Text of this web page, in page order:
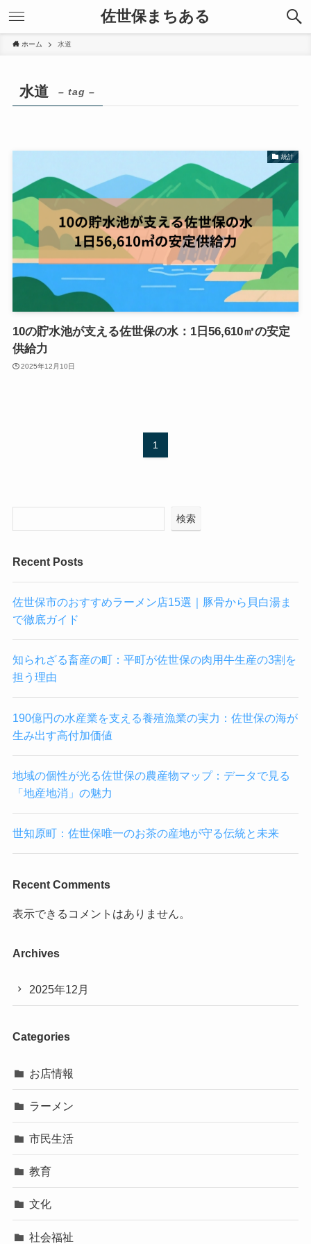
佐世保まちある
ホーム 水道
水道 – tag –
統計
10の貯水池が支える佐世保の水：1日56,610㎥の安定
供給力
2025年12月10日
1
検索
Recent Posts
佐世保市のおすすめラーメン店15選｜豚骨から貝白湯ま
で徹底ガイド
知られざる畜産の町：平町が佐世保の肉用牛生産の3割を
担う理由
190億円の水産業を支える養殖漁業の実力：佐世保の海が
生み出す高付加価値
地域の個性が光る佐世保の農産物マップ：データで見る
「地産地消」の魅力
世知原町：佐世保唯一のお茶の産地が守る伝統と未来
Recent Comments
表示できるコメントはありません。
Archives
2025年12月
Categories
お店情報
ラーメン
市民生活
教育
文化
社会福祉